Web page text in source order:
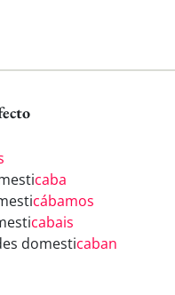
caba
cábamos
cabais
domesticaban